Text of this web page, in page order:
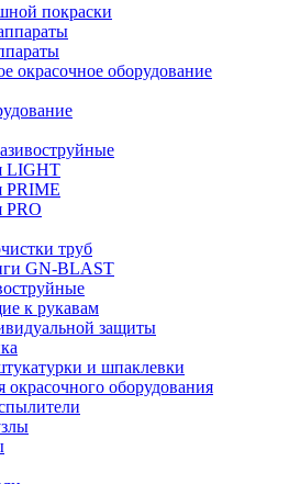
покраски
окрасочное оборудование
LIGHT
PRIME
PRO
труб
GN-BLAST
к рукавам
защиты
и шпаклевки
оборудования